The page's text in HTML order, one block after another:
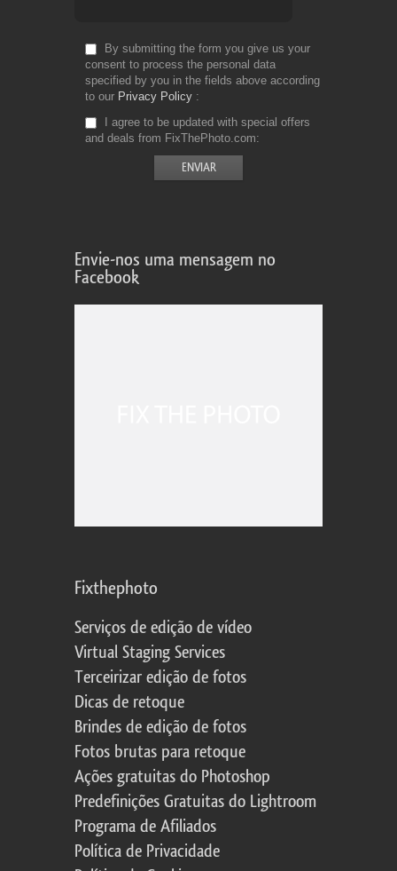
By submitting the form you give us your
consent to process the personal data
specified by you in the fields above according
to our Privacy Policy
I agree to be updated with special offers
and deals from FixThePhoto.com
Envie-nos uma mensagem no
Facebook
Fixthephoto
Serviços de edição de vídeo
Virtual Staging Services
Terceirizar edição de fotos
Dicas de retoque
Brindes de edição de fotos
Fotos brutas para retoque
Ações gratuitas do Photoshop
Predefinições Gratuitas do Lightroom
Programa de Afiliados
Política de Privacidade